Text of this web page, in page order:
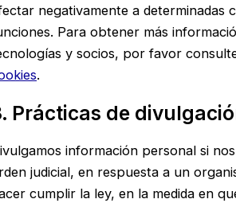
negativamente a determinadas
Para obtener más
y socios, por favor
.
Prácticas de
información personal si
judicial, en respuesta a un
cumplir la ley, en la medida en